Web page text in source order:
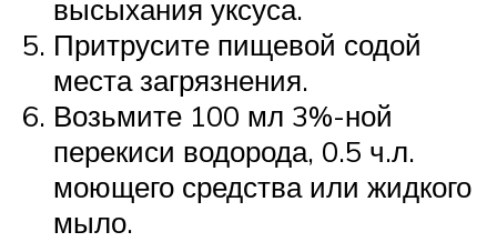
высыхания уксуса.
Притрусите пищевой содой
места загрязнения.
Возьмите 100 мл 3%-ной
перекиси водорода, 0.5 ч.л.
моющего средства или жидкого
мыло.